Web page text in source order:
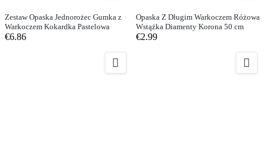
Zestaw Opaska Jednorożec Gumka z
Warkoczem Kokardka Pastelowa
€6.86
Opaska Z Długim Warkoczem Różowa
Wstążka Diamenty Korona 50 cm
€2.99
 